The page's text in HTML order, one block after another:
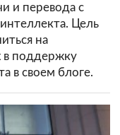
и перевода с
Цель
на
в поддержку
в своем блоге.